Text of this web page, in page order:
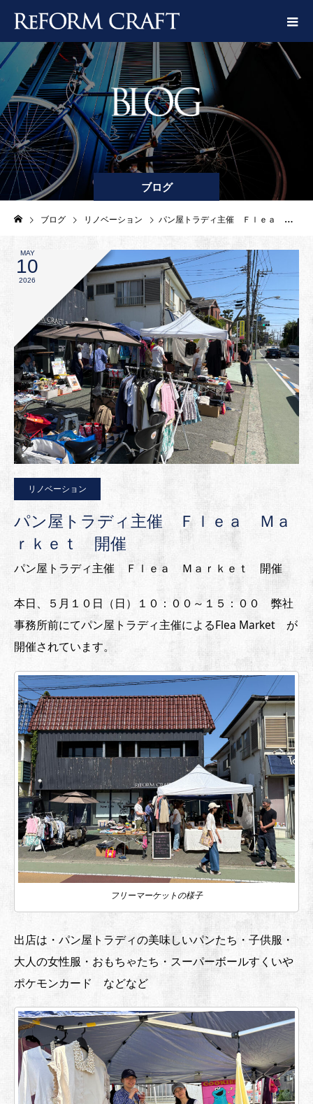
ブログ
ブログ リノベーション パン屋トラディ主催 Ｆｌｅａ Ｍａｒｋｅｔ 開催
MAY
10
2026
リノベーション
パン屋トラディ主催 Ｆｌｅａ Ｍａ
ｒｋｅｔ 開催
パン屋トラディ主催 Ｆｌｅａ Ｍａｒｋｅｔ 開催
本日、５月１０日（日）１０：００～１５：００ 弊社
事務所前にてパン屋トラディ主催によるFlea Market が
開催されています。
フリーマーケットの様子
出店は・パン屋トラディの美味しいパンたち・子供服・
大人の女性服・おもちゃたち・スーパーボールすくいや
ポケモンカード などなど